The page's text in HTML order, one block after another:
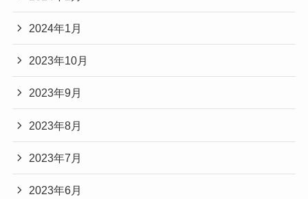
2024年1月
2023年10月
2023年9月
2023年8月
2023年7月
2023年6月